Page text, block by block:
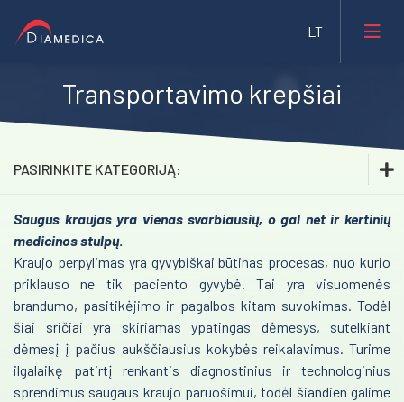
Laboratorinė medicina
Veterinarija
Gyvybės mokslai
Mėginių transportavimo sistemos/Laboratorijos
automatizavimas
Fizioterapinė ir reabilitacinė įranga
Skubi medicininė pagalba
Akušerija ir ginekologija
Laborotorinė medicina
Gastroenterologija
Onkohematologija
Transportavimo krepšiai
PASIRINKITE KATEGORIJĄ:
Reanimacija ir intensyvi terapija
Pulmonologija ir alergologija
Skubi medicininė pagalba
Akušerija ir ginekologija
Laborotorinė medicina
Gastroenterologija
Saugus kraujas yra vienas svarbiausių, o gal net ir kertinių
medicinos stulpų.
Kraujo perpylimas yra gyvybiškai būtinas procesas, nuo kurio
priklauso ne tik paciento gyvybė. Tai yra visuomenės
brandumo, pasitikėjimo ir pagalbos kitam suvokimas. Todėl
šiai sričiai yra skiriamas ypatingas dėmesys, sutelkiant
dėmesį į pačius aukščiausius kokybės reikalavimus. Turime
ilgalaikę patirtį renkantis diagnostinius ir technologinius
sprendimus saugaus kraujo paruošimui, todėl šiandien galime